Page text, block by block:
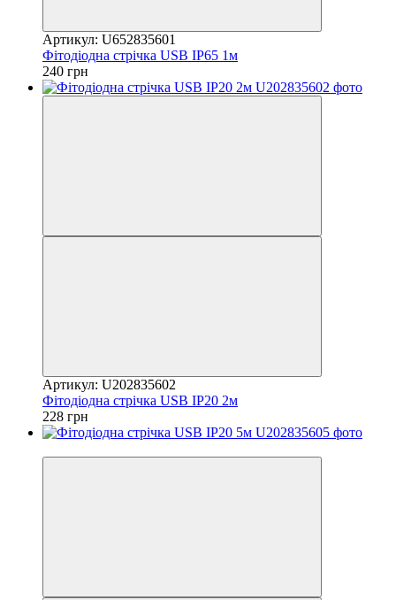
Артикул: U652835601
Фітодіодна стрічка USB IP65 1м
240 грн
Артикул: U202835602
Фітодіодна стрічка USB IP20 2м
228 грн